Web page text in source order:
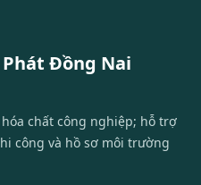
Phát Đồng Nai
chất công nghiệp; hỗ trợ
công và hồ sơ môi trường